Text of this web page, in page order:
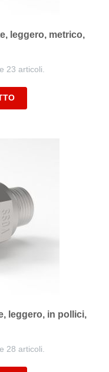
leggero, metrico,
23 articoli.
leggero, in pollici,
28 articoli.